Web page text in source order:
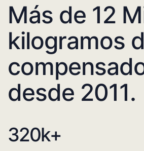
Más de 12
kilogramos
desde 2011.
320k+